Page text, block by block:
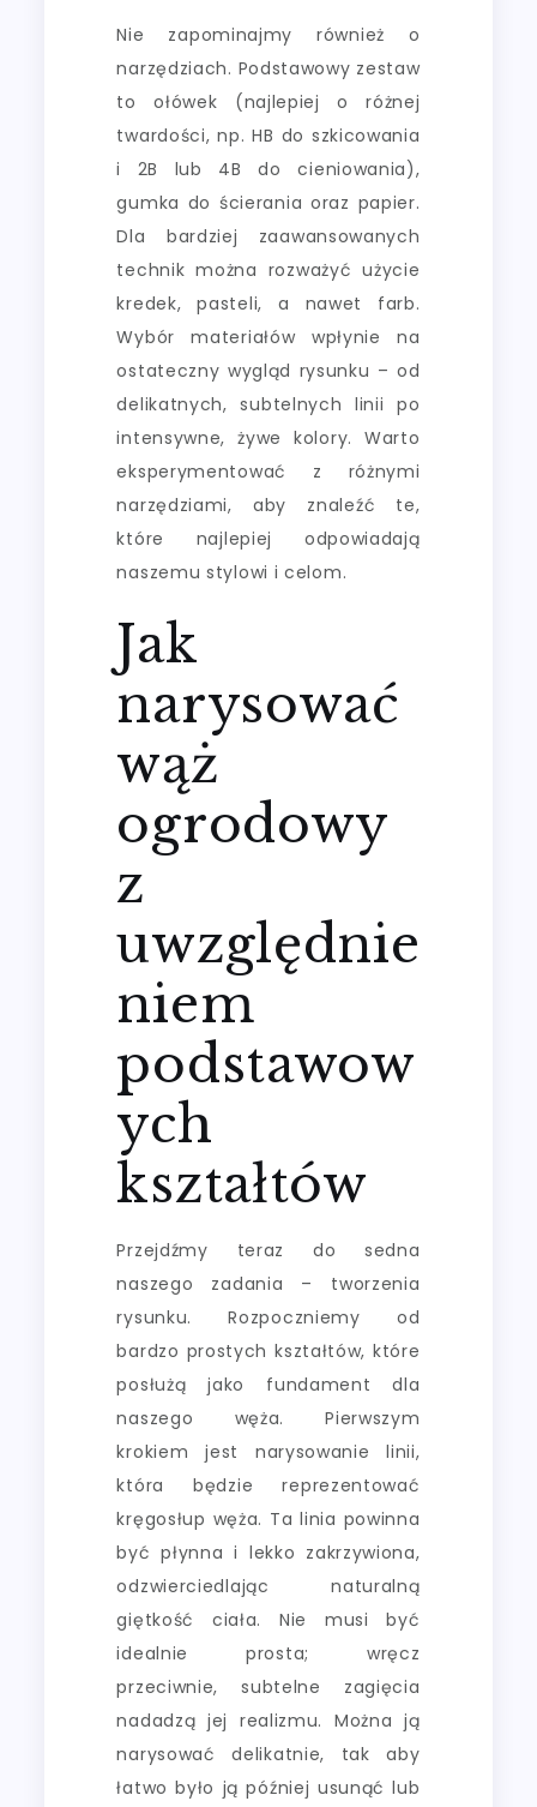
Nie zapominajmy również o
narzędziach. Podstawowy zestaw
to ołówek (najlepiej o różnej
twardości, np. HB do szkicowania
i 2B lub 4B do cieniowania),
gumka do ścierania oraz papier.
Dla bardziej zaawansowanych
technik można rozważyć użycie
kredek, pasteli, a nawet farb.
Wybór materiałów wpłynie na
ostateczny wygląd rysunku – od
delikatnych, subtelnych linii po
intensywne, żywe kolory. Warto
eksperymentować z różnymi
narzędziami, aby znaleźć te,
które najlepiej odpowiadają
naszemu stylowi i celom.
Jak
narysować
wąż
ogrodowy
z
uwzględnie
niem
podstawow
ych
kształtów
Przejdźmy teraz do sedna
naszego zadania – tworzenia
rysunku. Rozpoczniemy od
bardzo prostych kształtów, które
posłużą jako fundament dla
naszego węża. Pierwszym
krokiem jest narysowanie linii,
która będzie reprezentować
kręgosłup węża. Ta linia powinna
być płynna i lekko zakrzywiona,
odzwierciedlając naturalną
giętkość ciała. Nie musi być
idealnie prosta; wręcz
przeciwnie, subtelne zagięcia
nadadzą jej realizmu. Można ją
narysować delikatnie, tak aby
łatwo było ją później usunąć lub